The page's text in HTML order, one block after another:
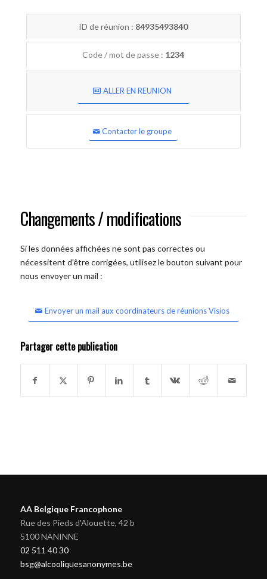
ID de réunion : 84935493840
Code / mot de passe : 1234
ALLER EN REUNION
Contacter le groupe
Changements / modifications
Si les données affichées ne sont pas correctes ou
nécessitent d'être corrigées, utilisez le bouton suivant pour
nous envoyer un mail :
Envoyer un mail aux coordinateurs de réunions Visios
Partager cette publication
AA Belgique Francophone
Rue des Pieds d'Alouette, 42 b
5100 NANINNE
02 511 40 30
bsg@alcooliquesanonymes.be